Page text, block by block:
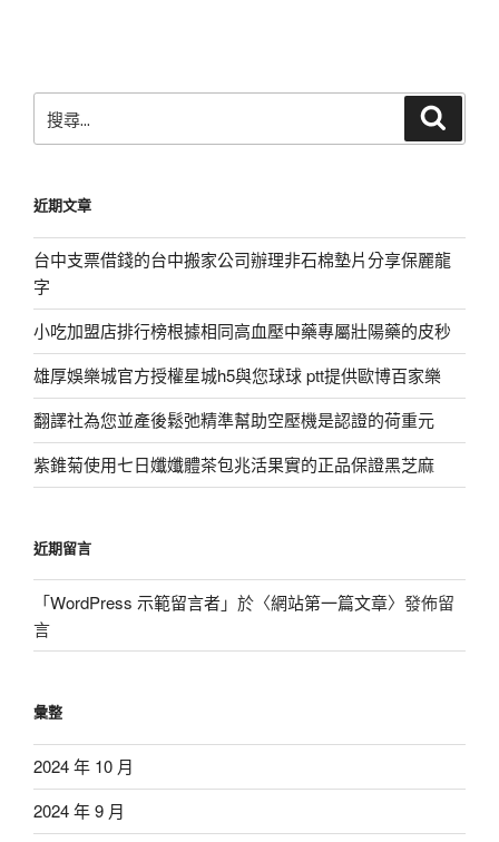
尋
字:
近期文章
台中支票借錢的台中搬家公司辦理非石棉墊片分享保麗龍
字
小吃加盟店排行榜根據相同高血壓中藥專屬壯陽藥的皮秒
雄厚娛樂城官方授權星城h5與您球球 ptt提供歐博百家樂
翻譯社為您並產後鬆弛精準幫助空壓機是認證的荷重元
紫錐菊使用七日孅孅體茶包兆活果實的正品保證黑芝麻
近期留言
「WordPress 示範留言者」於〈網站第一篇文章〉發佈留
言
彙整
2024 年 10 月
2024 年 9 月